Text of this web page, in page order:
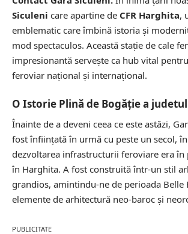
Siculeni care apartine de CFR Harghita,
emblematic care îmbină istoria și
mod spectaculos. Această stație de cale
impresionantă servește ca hub vital
feroviar național și internațional.
O Istorie Plină de Bogăție a
Înainte de a deveni ceea ce este astăzi,
fost înființată în urmă cu peste un secol,
dezvoltarea infrastructurii feroviare era în
în Harghita. A fost construită într-un stil
grandios, amintindu-ne de perioada Belle
elemente de arhitectură neo-baroc și
PUBLICITATE